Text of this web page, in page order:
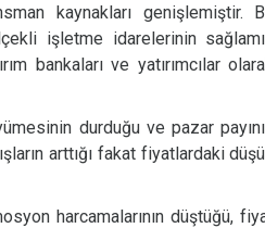
kaynakları genişlemiştir.
işletme idarelerinin
bankaları ve yatırımcılar
durduğu ve pazar
arttığı fakat fiyatlardaki
harcamalarının düştüğü,